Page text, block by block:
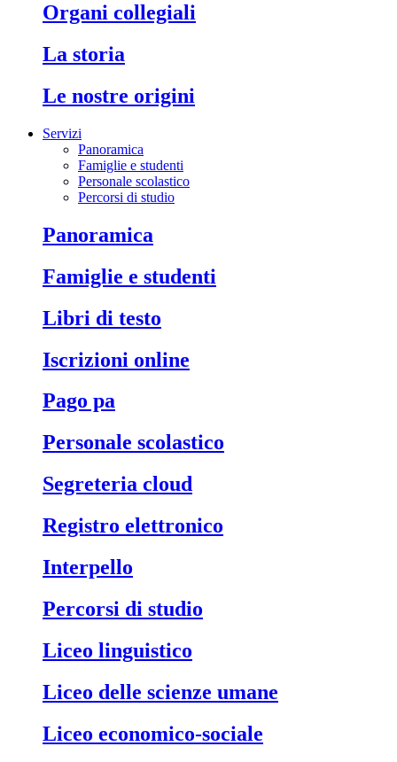
organi collegiali
la storia
le nostre origini
Servizi
Panoramica
Famiglie e studenti
Personale scolastico
Percorsi di studio
panoramica
famiglie e studenti
libri di testo
iscrizioni online
pago pa
personale scolastico
segreteria cloud
registro elettronico
interpello
percorsi di studio
liceo linguistico
liceo delle scienze umane
liceo economico-sociale